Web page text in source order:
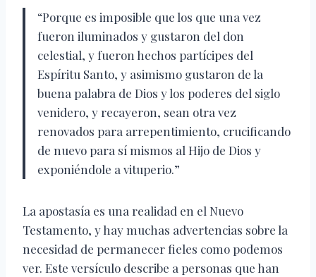
“Porque es imposible que los que una vez
fueron iluminados y gustaron del don
celestial, y fueron hechos partícipes del
Espíritu Santo, y asimismo gustaron de la
buena palabra de Dios y los poderes del siglo
venidero, y recayeron, sean otra vez
renovados para arrepentimiento, crucificando
de nuevo para sí mismos al Hijo de Dios y
exponiéndole a vituperio.”
La apostasía es una realidad en el Nuevo
Testamento, y hay muchas advertencias sobre la
necesidad de permanecer fieles como podemos
ver. Este versículo describe a personas que han